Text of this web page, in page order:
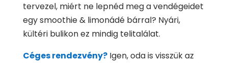
tervezel, miért ne lepnéd meg a vendégeidet
egy smoothie & limonádé bárral? Nyári,
kültéri bulikon ez mindig telitalálat.
Céges rendezvény?Igen, oda is visszük az